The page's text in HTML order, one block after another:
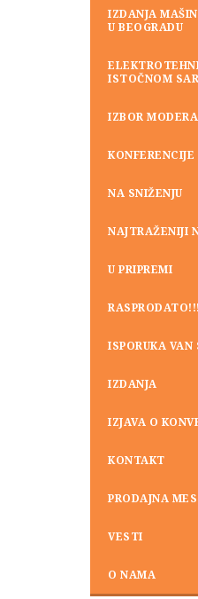
IZDANJA
U BEOGRADU
ISTOČNOM
IZBOR
KONFERENCIJE
NA SNIŽENJU
NAJTRAŽENIJI
U PRIPREMI
RASPRODATO!!!
ISPORUKA VAN
IZDANJA
IZJAVA O
KONTAKT
PRODAJNA
VESTI
O NAMA